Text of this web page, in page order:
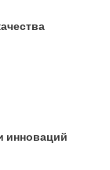
инноваций